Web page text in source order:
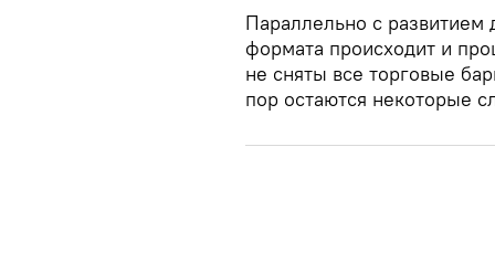
Параллельно с развитием
формата происходит и
не сняты все торговые
пор остаются некоторые